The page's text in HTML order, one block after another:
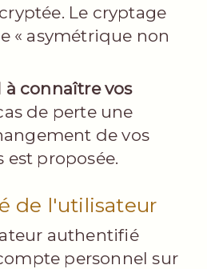
Le cryptage
« asymétrique non
à connaître vos
de perte une
de vos
proposée.
de l'utilisateur
authentifié
personnel sur